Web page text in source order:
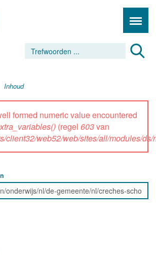
Inhoud
formed numeric value encountered
(regel 603van
client32/web52/web/sites/all/modules/